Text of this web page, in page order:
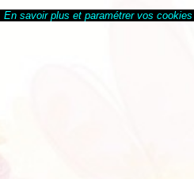
En savoir plus et paramétrer vos cookies